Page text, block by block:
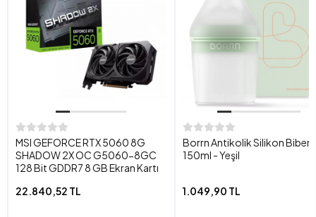
MSI GEFORCE RTX 5060 8G
SHADOW 2X OC G5060-8GC
128 Bit GDDR7 8 GB Ekran Kartı
22.840,52 TL
Borrn Antikolik Silikon
150ml - Yeşil
1.049,90 TL